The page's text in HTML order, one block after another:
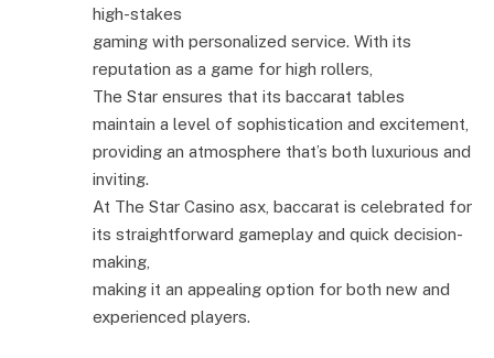
high-stakes
gaming with personalized service. With its
reputation as a game for high rollers,
The Star ensures that its baccarat tables
maintain a level of sophistication and excitement,
providing an atmosphere that’s both luxurious and
inviting.
At The Star Casino asx, baccarat is celebrated for
its straightforward gameplay and quick decision-
making,
making it an appealing option for both new and
experienced players.